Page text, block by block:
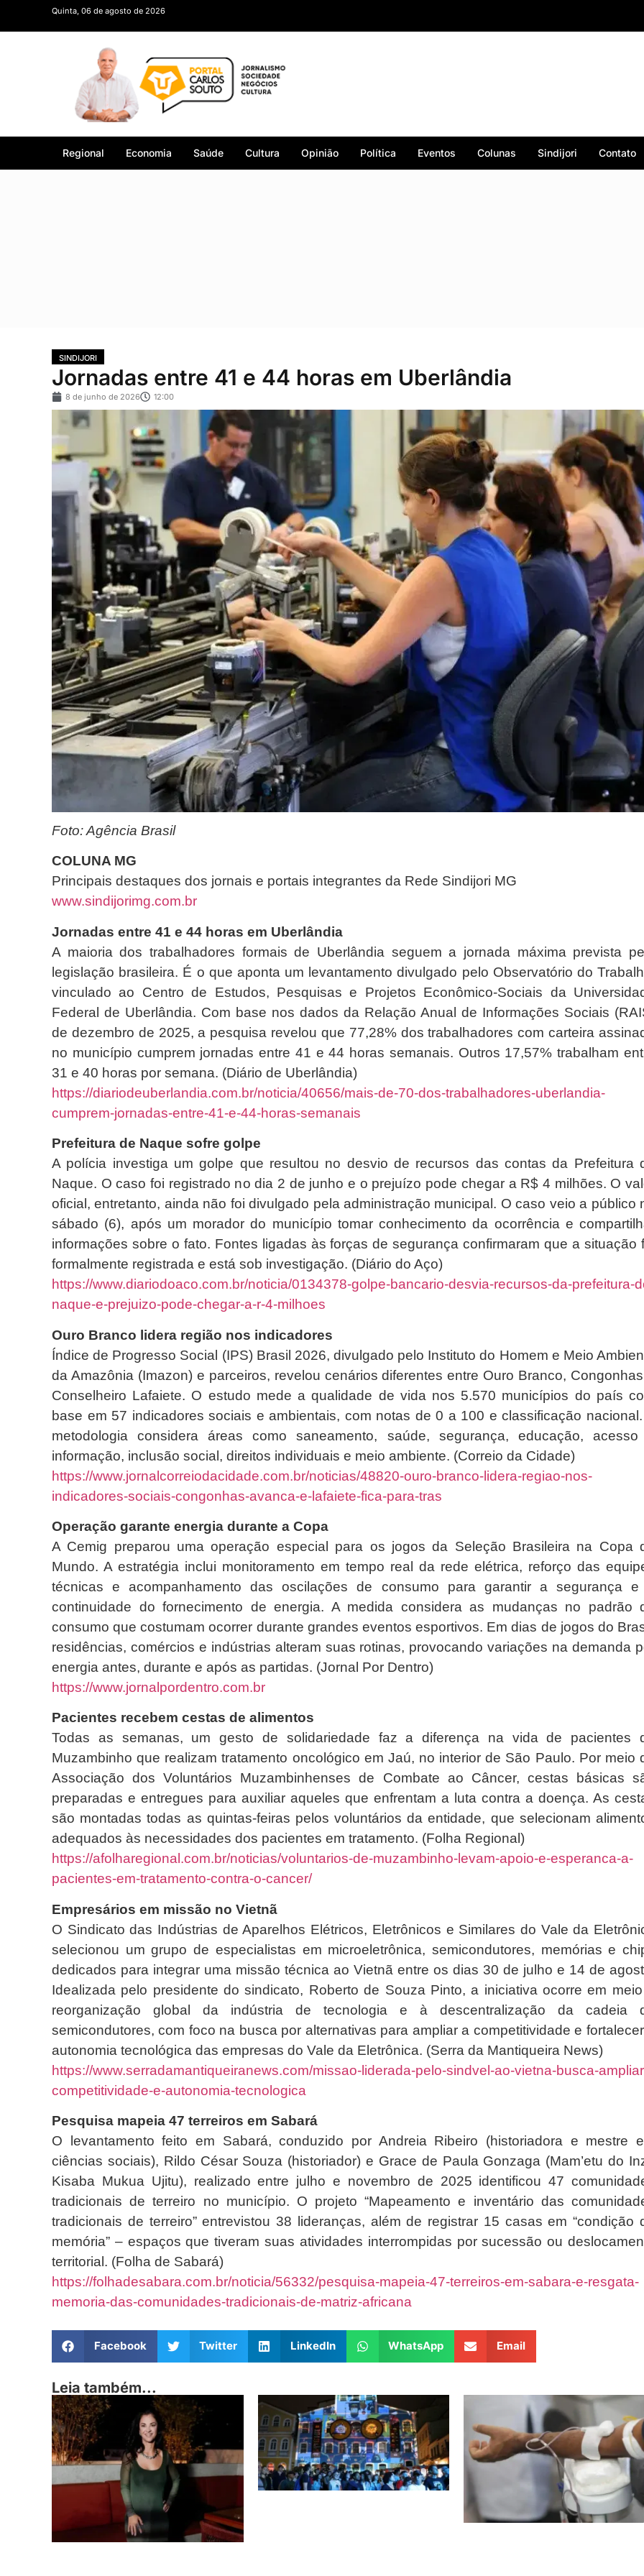
Quinta, 06 de agosto de 2026
Regional Economia Saúde Cultura Opinião Política Eventos Colunas Sindijori Contato
SINDIJORI
Jornadas entre 41 e 44 horas em Uberlândia
8 de junho de 2026 12:00
Foto: Agência Brasil
COLUNA MG
Principais destaques dos jornais e portais integrantes da Rede Sindijori MG
www.sindijorimg.com.br
Jornadas entre 41 e 44 horas em Uberlândia
A maioria dos trabalhadores formais de Uberlândia seguem a jornada máxima prevista
legislação brasileira. É o que aponta um levantamento divulgado pelo Observatório do
vinculado ao Centro de Estudos, Pesquisas e Projetos Econômico-Sociais da
Federal de Uberlândia. Com base nos dados da Relação Anual de Informações Sociais
de dezembro de 2025, a pesquisa revelou que 77,28% dos trabalhadores com carteira
no município cumprem jornadas entre 41 e 44 horas semanais. Outros 17,57% trabalham
31 e 40 horas por semana. (Diário de Uberlândia)
https://diariodeuberlandia.com.br/noticia/40656/mais-de-70-dos-trabalhadores-uberlandia-
cumprem-jornadas-entre-41-e-44-horas-semanais
Prefeitura de Naque sofre golpe
A polícia investiga um golpe que resultou no desvio de recursos das contas da Prefeitura
Naque. O caso foi registrado no dia 2 de junho e o prejuízo pode chegar a R$ 4 milhões. O
oficial, entretanto, ainda não foi divulgado pela administração municipal. O caso veio a público
sábado (6), após um morador do município tomar conhecimento da ocorrência e
informações sobre o fato. Fontes ligadas às forças de segurança confirmaram que a situação
formalmente registrada e está sob investigação. (Diário do Aço)
https://www.diariodoaco.com.br/noticia/0134378-golpe-bancario-desvia-recursos-da-prefeitura-
naque-e-prejuizo-pode-chegar-a-r-4-milhoes
Ouro Branco lidera região nos indicadores
Índice de Progresso Social (IPS) Brasil 2026, divulgado pelo Instituto do Homem e Meio
da Amazônia (Imazon) e parceiros, revelou cenários diferentes entre Ouro Branco,
Conselheiro Lafaiete. O estudo mede a qualidade de vida nos 5.570 municípios do país
base em 57 indicadores sociais e ambientais, com notas de 0 a 100 e classificação nacional.
metodologia considera áreas como saneamento, saúde, segurança, educação,
informação, inclusão social, direitos individuais e meio ambiente. (Correio da Cidade)
https://www.jornalcorreiodacidade.com.br/noticias/48820-ouro-branco-lidera-regiao-nos-
indicadores-sociais-congonhas-avanca-e-lafaiete-fica-para-tras
Operação garante energia durante a Copa
A Cemig preparou uma operação especial para os jogos da Seleção Brasileira na Copa
Mundo. A estratégia inclui monitoramento em tempo real da rede elétrica, reforço das
técnicas e acompanhamento das oscilações de consumo para garantir a segurança
continuidade do fornecimento de energia. A medida considera as mudanças no padrão
consumo que costumam ocorrer durante grandes eventos esportivos. Em dias de jogos do
residências, comércios e indústrias alteram suas rotinas, provocando variações na demanda
energia antes, durante e após as partidas. (Jornal Por Dentro)
https://www.jornalpordentro.com.br
Pacientes recebem cestas de alimentos
Todas as semanas, um gesto de solidariedade faz a diferença na vida de pacientes
Muzambinho que realizam tratamento oncológico em Jaú, no interior de São Paulo. Por meio
Associação dos Voluntários Muzambinhenses de Combate ao Câncer, cestas básicas
preparadas e entregues para auxiliar aqueles que enfrentam a luta contra a doença. As
são montadas todas as quintas-feiras pelos voluntários da entidade, que selecionam
adequados às necessidades dos pacientes em tratamento. (Folha Regional)
https://afolharegional.com.br/noticias/voluntarios-de-muzambinho-levam-apoio-e-esperanca-a-
pacientes-em-tratamento-contra-o-cancer/
Empresários em missão no Vietnã
O Sindicato das Indústrias de Aparelhos Elétricos, Eletrônicos e Similares do Vale da
selecionou um grupo de especialistas em microeletrônica, semicondutores, memórias e
dedicados para integrar uma missão técnica ao Vietnã entre os dias 30 de julho e 14 de
Idealizada pelo presidente do sindicato, Roberto de Souza Pinto, a iniciativa ocorre em
reorganização global da indústria de tecnologia e à descentralização da cadeia
semicondutores, com foco na busca por alternativas para ampliar a competitividade e
autonomia tecnológica das empresas do Vale da Eletrônica. (Serra da Mantiqueira News)
https://www.serradamantiqueiranews.com/missao-liderada-pelo-sindvel-ao-vietna-busca-
competitividade-e-autonomia-tecnologica
Pesquisa mapeia 47 terreiros em Sabará
O levantamento feito em Sabará, conduzido por Andreia Ribeiro (historiadora e mestre
ciências sociais), Rildo César Souza (historiador) e Grace de Paula Gonzaga (Mam’etu do
Kisaba Mukua Ujitu), realizado entre julho e novembro de 2025 identificou 47
tradicionais de terreiro no município. O projeto “Mapeamento e inventário das
tradicionais de terreiro” entrevistou 38 lideranças, além de registrar 15 casas em “condição
memória” – espaços que tiveram suas atividades interrompidas por sucessão ou
territorial. (Folha de Sabará)
https://folhadesabara.com.br/noticia/56332/pesquisa-mapeia-47-terreiros-em-sabara-e-resgata-
memoria-das-comunidades-tradicionais-de-matriz-africana
Facebook Twitter LinkedIn WhatsApp Email
Leia também...